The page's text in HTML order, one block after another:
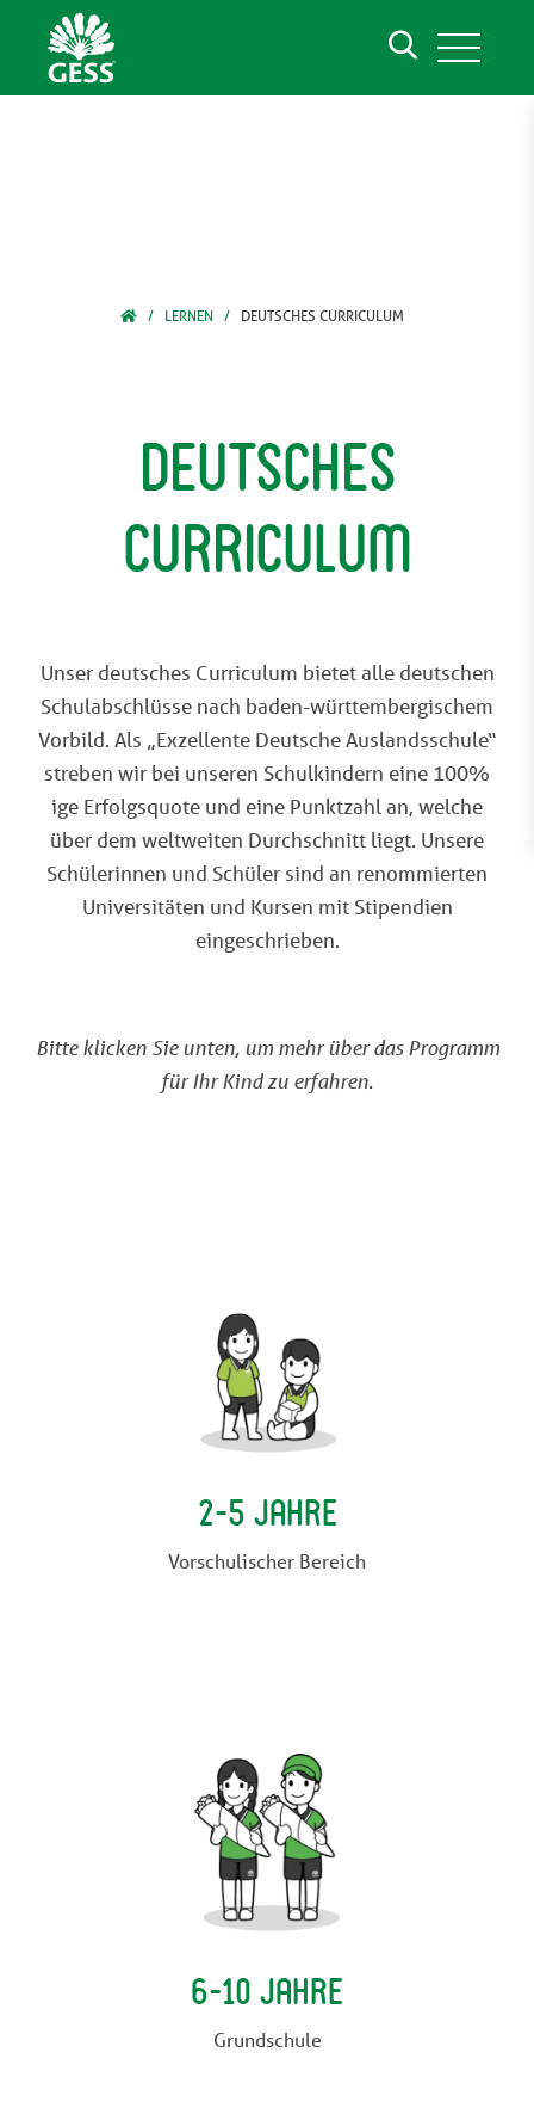
LERNEN DEUTSCHES CURRICULUM
Deutsches
Curriculum
Unser deutsches Curriculum bietet alle deutschen
Schulabschlüsse nach baden-württembergischem
Vorbild. Als „Exzellente Deutsche Auslandsschule“
streben wir bei unseren Schulkindern eine 100%
ige Erfolgsquote und eine Punktzahl an, welche
über dem weltweiten Durchschnitt liegt. Unsere
Schülerinnen und Schüler sind an renommierten
Universitäten und Kursen mit Stipendien
eingeschrieben.
Bitte klicken Sie unten, um mehr über das Programm
für Ihr Kind zu erfahren.
2-5 Jahre
Vorschulischer Bereich
6-10 Jahre
Grundschule